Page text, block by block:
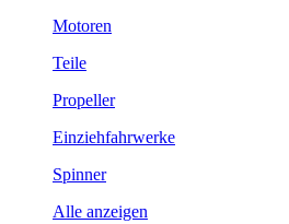
Motoren
Teile
Propeller
Einziehfahrwerke
Spinner
Alle anzeigen